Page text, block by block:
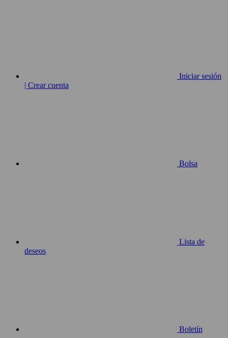
Iniciar sesión
| Crear cuenta
Bolsa
Lista de
deseos
Boletín